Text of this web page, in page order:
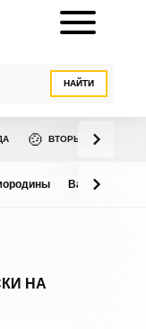
НАЙТИ
🍲 ВТОРЫЕ БЛЮДА
Варенье из
НА